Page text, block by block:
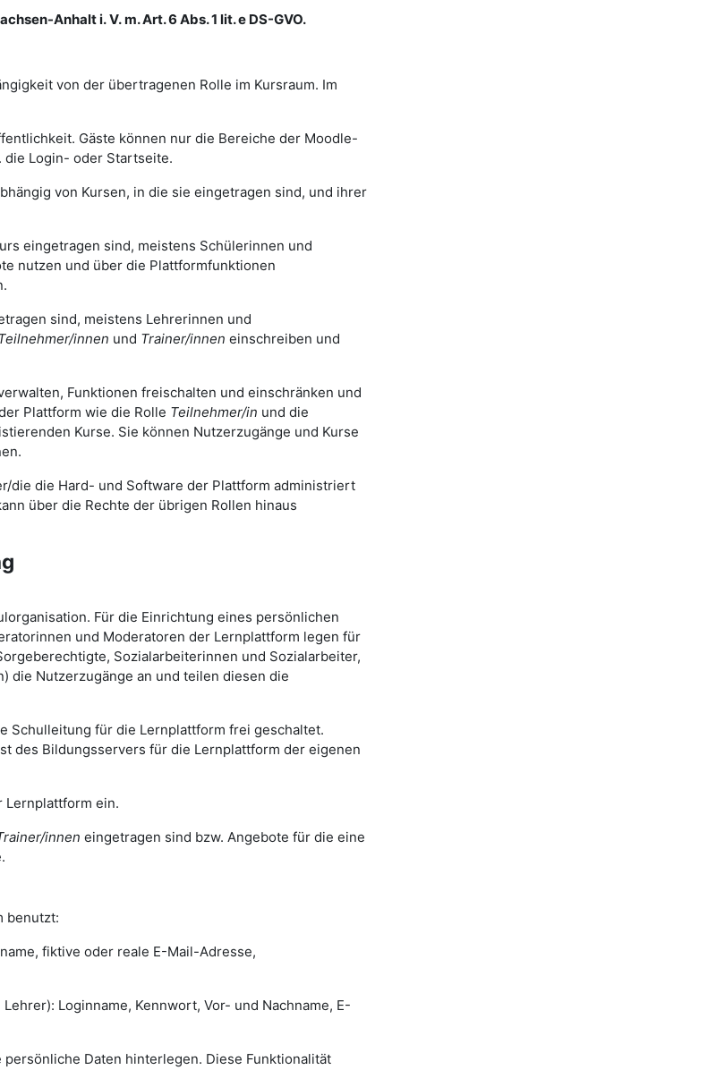
Anhalt i. V. m. Art. 6 Abs. 1 lit. e DS-GVO.
von der übertragenen Rolle im Kursraum. Im
Gäste können nur die Bereiche der Moodle-
Login- oder Startseite.
von Kursen, in die sie eingetragen sind, und ihrer
eingetragen sind, meistens Schülerinnen und
nutzen und über die Plattformfunktionen
sind, meistens Lehrerinnen und
innen und Trainer/innen einschreiben und
Funktionen freischalten und einschränken und
Plattform wie die Rolle Teilnehmer/in und die
Kurse. Sie können Nutzerzugänge und Kurse
die die Hard- und Software der Plattform administriert
über die Rechte der übrigen Rollen hinaus
Für die Einrichtung eines persönlichen
und Moderatoren der Lernplattform legen für
Sozialarbeiterinnen und Sozialarbeiter,
die Nutzerzugänge an und teilen diesen die
Schulleitung für die Lernplattform frei geschaltet.
des Bildungsservers für die Lernplattform der eigenen
Lernplattform ein.
innen eingetragen sind bzw. Angebote für die eine
benutzt:
fiktive oder reale E-Mail-Adresse,
Loginname, Kennwort, Vor- und Nachname, E-
Daten hinterlegen. Diese Funktionalität